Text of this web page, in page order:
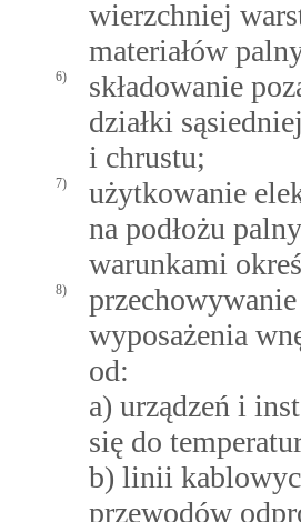
wierzchniej
materiałów
6)
składowanie
działki
i chrustu;
7)
użytkowanie
na podłożu
warunkami
8)
wyposażenia
od:
a) urządzeń i
się do
b) linii
przewodów